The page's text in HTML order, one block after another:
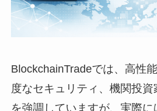
BlockchainTradeでは、高性
度なセキュリティ、機関投
を強調していますが、実際